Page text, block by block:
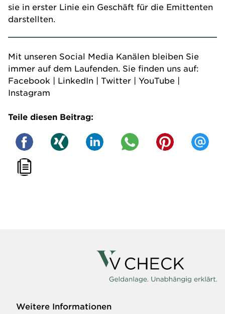
sie in erster Linie ein Geschäft für die Emittenten
darstellten.
Mit unseren Social Media Kanälen bleiben Sie
immer auf dem Laufenden. Sie finden uns auf:
Facebook | LinkedIn | Twitter | YouTube |
Instagram
Teile diesen Beitrag:
Weitere Informationen